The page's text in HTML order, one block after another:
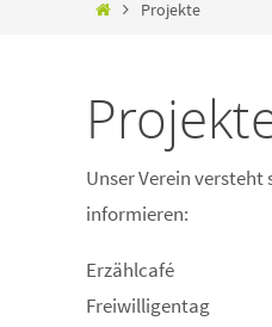
HomeProjekte
Unser Verein
informieren:
Erzählcafé
Freiwilligentag